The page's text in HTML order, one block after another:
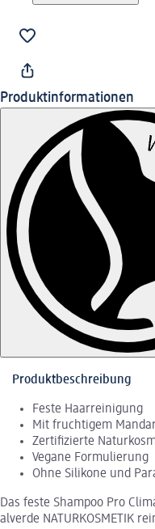
Produktinformationen
Produktbeschreibung
Feste Haarreinigung
Mit fruchtigem
Zertifizierte
Vegane Formulierung
Ohne Silikone und
Das feste Shampoo Pro
alverde NATURKOSMETIK